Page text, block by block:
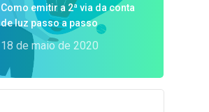
Como emitir a 2ª via da conta
de luz passo a passo
18 de maio de 2020